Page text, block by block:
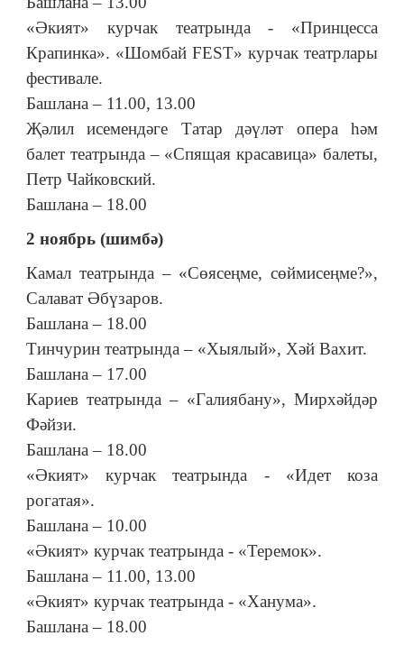
«Әкият» курчак театрында - «Принцесса
Крапинка». «Шомбай FEST» курчак театрлары
фестивале.
Башлана – 11.00, 13.00
Җәлил исемендәге Татар дәүләт опера һәм
балет театрында – «Спящая красавица» балеты,
Петр Чайковский.
Башлана – 18.00
2 ноябрь (шимбә)
Камал театрында – «Сөясеңме, сөймисеңме?»,
Салават Әбүзаров.
Башлана – 18.00
Тинчурин театрында – «Хыялый», Хәй Вахит.
Башлана – 17.00
Кариев театрында – «Галиябану», Мирхәйдәр
Фәйзи.
Башлана – 18.00
«Әкият» курчак театрында - «Идет коза
рогатая».
Башлана – 10.00
«Әкият» курчак театрында - «Теремок».
Башлана – 11.00, 13.00
«Әкият» курчак театрында - «Ханума».
Башлана – 18.00